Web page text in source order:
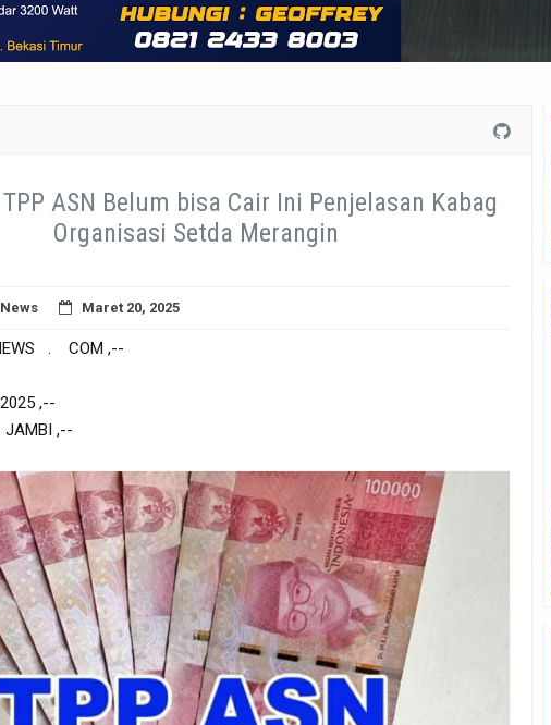
ASN Belum bisa Cair Ini Penjelasan Kabag
Organisasi Setda Merangin
Maret 20, 2025
. COM ,--
,--
,--